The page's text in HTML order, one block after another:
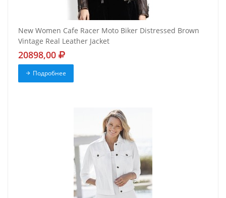
New Women Cafe Racer Moto Biker Distressed Brown
Vintage Real Leather Jacket
20898,00
Подробнее